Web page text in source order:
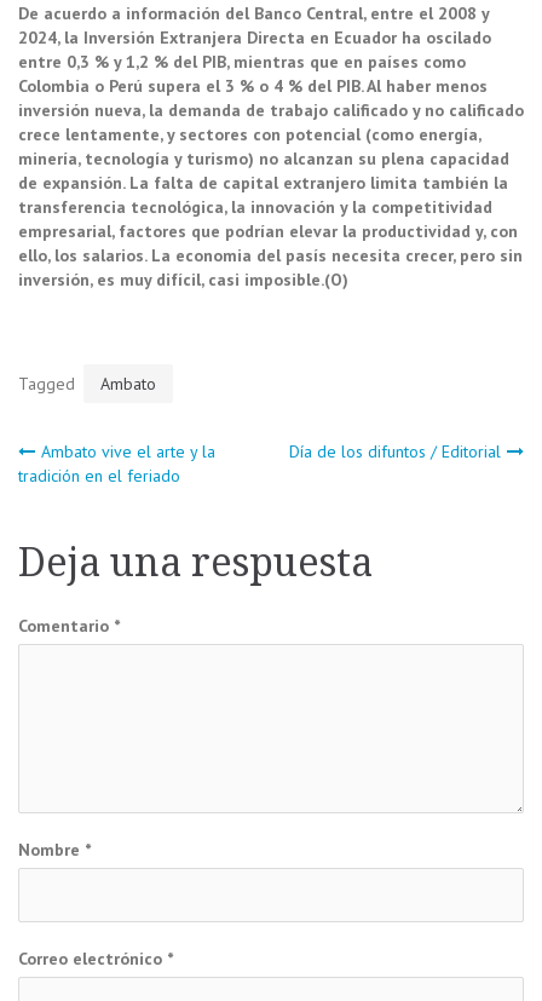
De acuerdo a información del Banco Central, entre el 2008 y
2024, la Inversión Extranjera Directa en Ecuador ha oscilado
entre 0,3 % y 1,2 % del PIB, mientras que en países como
Colombia o Perú supera el 3 % o 4 % del PIB. Al haber menos
inversión nueva, la demanda de trabajo calificado y no calificado
crece lentamente, y sectores con potencial (como energía,
minería, tecnología y turismo) no alcanzan su plena capacidad
de expansión. La falta de capital extranjero limita también la
transferencia tecnológica, la innovación y la competitividad
empresarial, factores que podrían elevar la productividad y, con
ello, los salarios. La economia del pasís necesita crecer, pero sin
inversión, es muy difícil, casi imposible.(O)
Tagged Ambato
Navegación
entradas
Ambato vive el arte y la
tradición en el feriado
Día de los difuntos / Editorial
Deja una respuesta
Comentario *
Nombre *
Correo electrónico *